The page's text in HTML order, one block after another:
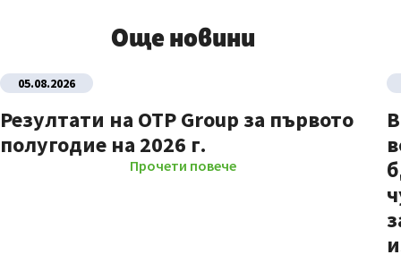
Още новини
05.08.2026
Резултати на OTP Group за първото
полугодие на 2026 г.
Прочети повече